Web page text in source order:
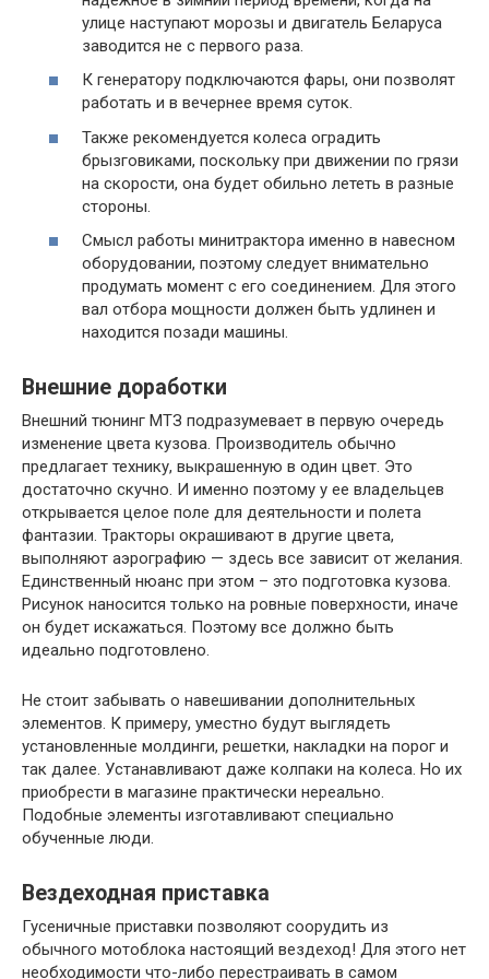
улице наступают морозы и двигатель Беларуса
заводится не с первого раза.
К генератору подключаются фары, они позволят
работать и в вечернее время суток.
Также рекомендуется колеса оградить
брызговиками, поскольку при движении по грязи
на скорости, она будет обильно лететь в разные
стороны.
Смысл работы минитрактора именно в навесном
оборудовании, поэтому следует внимательно
продумать момент с его соединением. Для этого
вал отбора мощности должен быть удлинен и
находится позади машины.
Внешние доработки
Внешний тюнинг МТЗ подразумевает в первую очередь
изменение цвета кузова. Производитель обычно
предлагает технику, выкрашенную в один цвет. Это
достаточно скучно. И именно поэтому у ее владельцев
открывается целое поле для деятельности и полета
фантазии. Тракторы окрашивают в другие цвета,
выполняют аэрографию — здесь все зависит от желания.
Единственный нюанс при этом – это подготовка кузова.
Рисунок наносится только на ровные поверхности, иначе
он будет искажаться. Поэтому все должно быть
идеально подготовлено.
Не стоит забывать о навешивании дополнительных
элементов. К примеру, уместно будут выглядеть
установленные молдинги, решетки, накладки на порог и
так далее. Устанавливают даже колпаки на колеса. Но их
приобрести в магазине практически нереально.
Подобные элементы изготавливают специально
обученные люди.
Вездеходная приставка
Гусеничные приставки позволяют соорудить из
обычного мотоблока настоящий вездеход! Для этого нет
необходимости что-либо перестраивать в самом